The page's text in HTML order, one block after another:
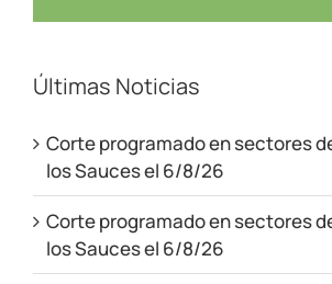
Últimas Noticias
Corte programado en sectores
los Sauces el 6/8/26
Corte programado en sectores
los Sauces el 6/8/26